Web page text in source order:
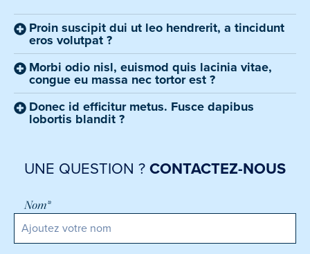
Proin suscipit dui ut leo hendrerit, a tincidunt
eros volutpat ?
Morbi odio nisl, euismod quis lacinia vitae,
congue eu massa nec tortor est ?
Donec id efficitur metus. Fusce dapibus
lobortis blandit ?
UNE QUESTION ? CONTACTEZ-NOUS
Nom*